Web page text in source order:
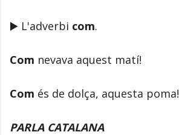
▶️ L'adverbi com.
Com nevava aquest matí!
Com és de dolça, aquesta poma!
PARLA CATALANA